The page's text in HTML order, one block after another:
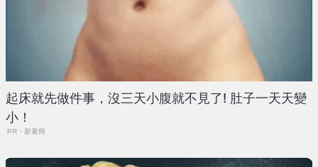
起床就先做件事，沒三天小腹就不見了! 肚子一天天變
小！
PR・新素簡